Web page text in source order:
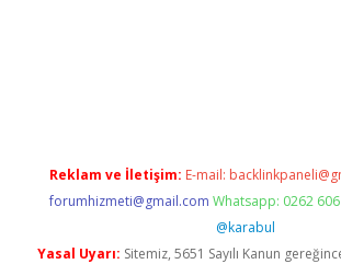
Reklam ve İletişim: E-mail:
forumhizmeti@gmail.com Whatsapp: 0262
@karabul
Yasal Uyarı: Sitemiz, 5651 Sayılı Kanun